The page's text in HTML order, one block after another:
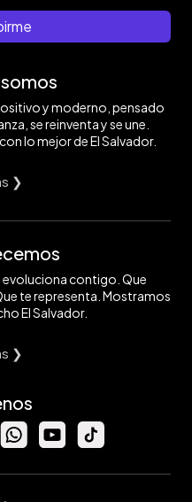
y moderno, pensado
se reinventa y se une.
lo mejor de El Salvador.
❯
contigo. Que
te representa. Mostramos
El Salvador.
❯